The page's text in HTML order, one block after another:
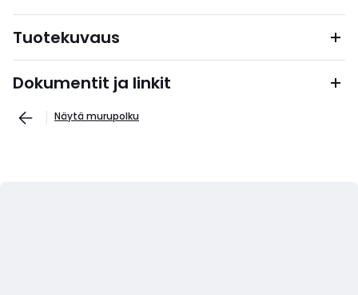
Tuotekuvaus
Dokumentit ja linkit
Näytä murupolku